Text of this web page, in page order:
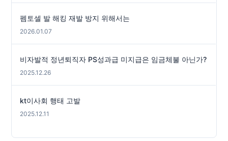
펨토셀 발 해킹 재발 방지 위해서는
2026.01.07
비자발적 정년퇴직자 PS성과급 미지급은 임금체불 아닌가?
2025.12.26
kt이사회 행태 고발
2025.12.11